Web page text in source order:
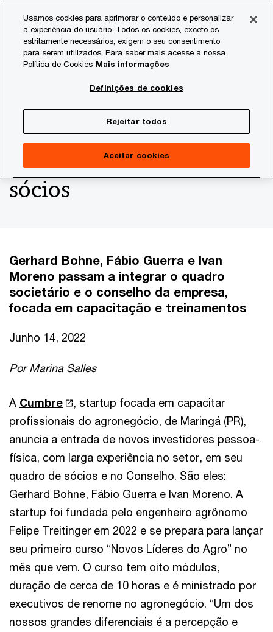
content
footer
Consultoria
Startup de educação
Cumbre atrai grandes
executivos do agro como
sócios
Gerhard Bohne, Fábio Guerra e Ivan
Moreno passam a integrar o quadro
societário e o conselho da empresa,
focada em capacitação e treinamentos
Junho 14, 2022
Por Marina Salles
A Cumbre
, startup focada em capacitar
profissionais do agronegócio, de Maringá (PR),
anuncia a entrada de novos investidores pessoa-
física, com larga experiência no setor, em seu
quadro de sócios e no Conselho. São eles:
Gerhard Bohne, Fábio Guerra e Ivan Moreno. A
startup foi fundada pelo engenheiro agrônomo
Felipe Treitinger em 2022 e se prepara para lançar
seu primeiro curso “Novos Líderes do Agro” no
mês que vem. O curso tem oito módulos,
duração de cerca de 10 horas e é ministrado por
executivos de renome no agronegócio. “Um dos
nossos grandes diferenciais é a percepção e
Usamos cookies para aprimorar o conteúdo e personalizar
a experiência do usuário. Todos os cookies, exceto os
estritamente necessários, exigem o seu consentimento
para serem utilizados. Para saber mais acesse a nossa
Política de Cookies Mais informações
Definições de cookies
Rejeitar todos
Aceitar cookies